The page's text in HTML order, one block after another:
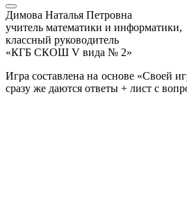
Димова Наталья Петровна
учитель математики и информатики,
классный руководитель
«КГБ СКОШ V вида № 2»
Игра составлена на основе «Своей
сразу же даются ответы + лист с